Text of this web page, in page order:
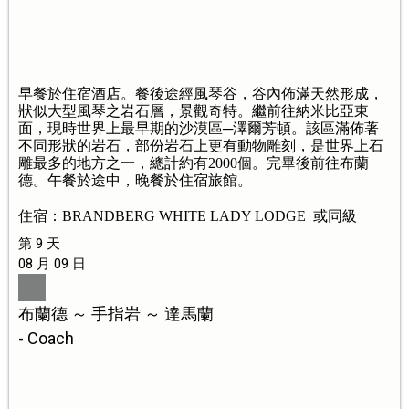
早餐於住宿酒店。餐後途經風琴谷，谷內佈滿天然形成，
狀似大型風琴之岩石層，景觀奇特。繼前往納米比亞東
面，現時世界上最早期的沙漠區─澤爾芳頓。該區滿佈著
不同形狀的岩石，部份岩石上更有動物雕刻，是世界上石
雕最多的地方之一，總計約有2000個。完畢後前往布蘭
德。午餐於途中，晚餐於住宿旅館。
住宿：BRANDBERG WHITE LADY LODGE 或同級
第 9 天
08 月 09 日
布蘭德 ～ 手指岩 ～ 達馬蘭
- Coach